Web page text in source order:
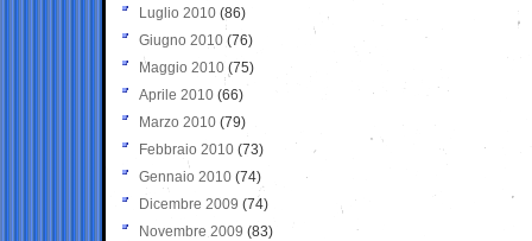
Luglio 2010 (86)
Giugno 2010 (76)
Maggio 2010 (75)
Aprile 2010 (66)
Marzo 2010 (79)
Febbraio 2010 (73)
Gennaio 2010 (74)
Dicembre 2009 (74)
Novembre 2009 (83)